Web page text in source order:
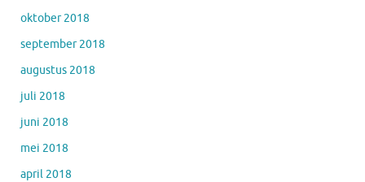
oktober 2018
september 2018
augustus 2018
juli 2018
juni 2018
mei 2018
april 2018